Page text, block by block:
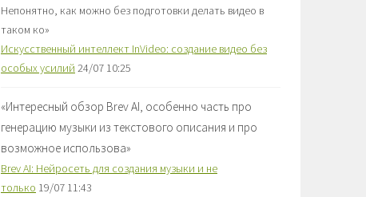
Непонятно, как можно без подготовки делать видео в
таком ко»
Искусственный интеллект InVideo: создание видео без
особых усилий 24/07 10:25
«Интересный обзор Brev AI, особенно часть про
генерацию музыки из текстового описания и про
возможное использова»
Brev AI: Нейросеть для создания музыки и не
только 19/07 11:43